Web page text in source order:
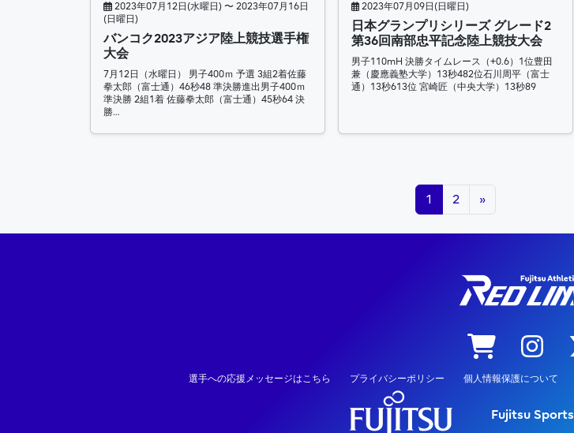
2023年07月12日(水曜日) 〜 2023年07月16日
(日曜日)
バンコク2023アジア陸上競技選手権
大会
7月12日（水曜日） 男子400ｍ 予選 3組2着佐藤
拳太郎（富士通）46秒48 準決勝進出男子400ｍ
準決勝 2組1着 佐藤拳太郎（富士通）45秒64 決
勝…
2023年07月09日(日曜日)
日本グランプリシリーズ グレード2
第36回南部忠平記念陸上競技大会
男子110mH 決勝タイムレース（+0.6）1位豊田
兼（慶應義塾大学）13秒482位石川周平（富士
通）13秒613位 宮崎匠（中央大学）13秒89
1 2 »
選手への応援メッセージはこちら プライバシーポリシー 個人情報保護について
Fujitsu Sports